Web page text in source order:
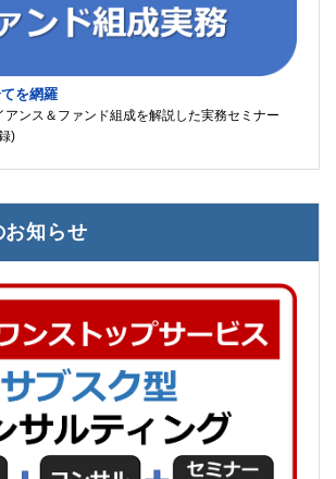
を網羅
アンス＆ファンド組成を解説した実務セミナー
)
お知らせ